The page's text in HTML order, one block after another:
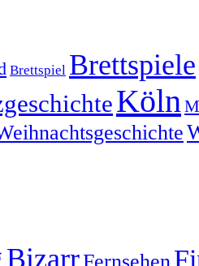
Brettspiel Brettspiele
Köln
BizarrFernsehen